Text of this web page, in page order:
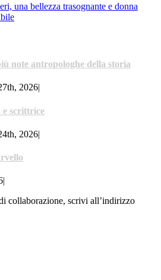
una bellezza trasognante e donna
note antropologhe della storia
2026|
e scrittrice
2026|
collaborazione, scrivi all’indirizzo